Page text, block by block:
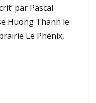
par Pascal
Huong Thanh le
Le Phénix,